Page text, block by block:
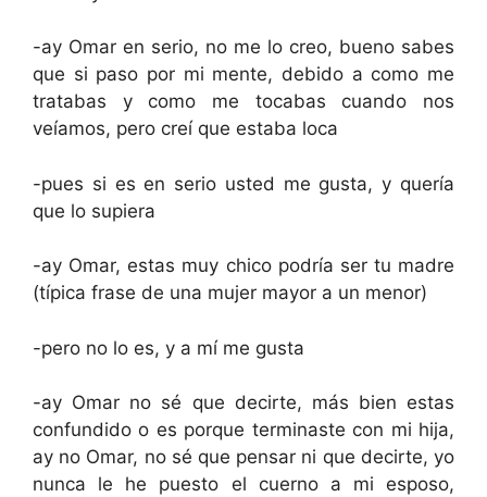
-ay Omar en serio, no me lo creo, bueno sabes
que si paso por mi mente, debido a como me
tratabas y como me tocabas cuando nos
veíamos, pero creí que estaba loca
-pues si es en serio usted me gusta, y quería
que lo supiera
-ay Omar, estas muy chico podría ser tu madre
(típica frase de una mujer mayor a un menor)
-pero no lo es, y a mí me gusta
-ay Omar no sé que decirte, más bien estas
confundido o es porque terminaste con mi hija,
ay no Omar, no sé que pensar ni que decirte, yo
nunca le he puesto el cuerno a mi esposo,